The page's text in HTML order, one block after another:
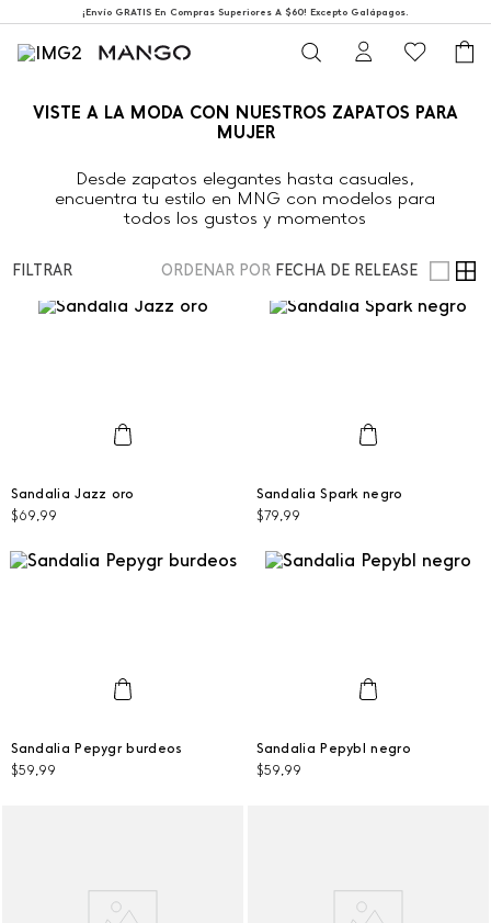
¡Envío GRATIS En Compras Superiores A $60! Excepto Galápagos.
VISTE A LA MODA CON NUESTROS ZAPATOS PARA
MUJER
Desde zapatos elegantes hasta casuales,
encuentra tu estilo en MNG con modelos para
todos los gustos y momentos
FILTRAR ORDENAR POR FECHA DE RELEASE
35
AGREGAR AL CARRITO
Sandalia Jazz oro
$69 99
35
AGREGAR AL CARRITO
Sandalia Spark negro
$79 99
36
Sandalia Pepygr burdeos
$59,99
35
Sandalia Pepybl negro
$59,99